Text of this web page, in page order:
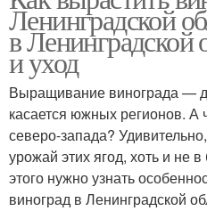
Ленинградской
в Ленинградской
и уход
Выращивание винограда —
касается южных регионов. А
северо-запада?
урожай этих ягод, хоть и не
этого нужно узнать
виноград в Ленинградской